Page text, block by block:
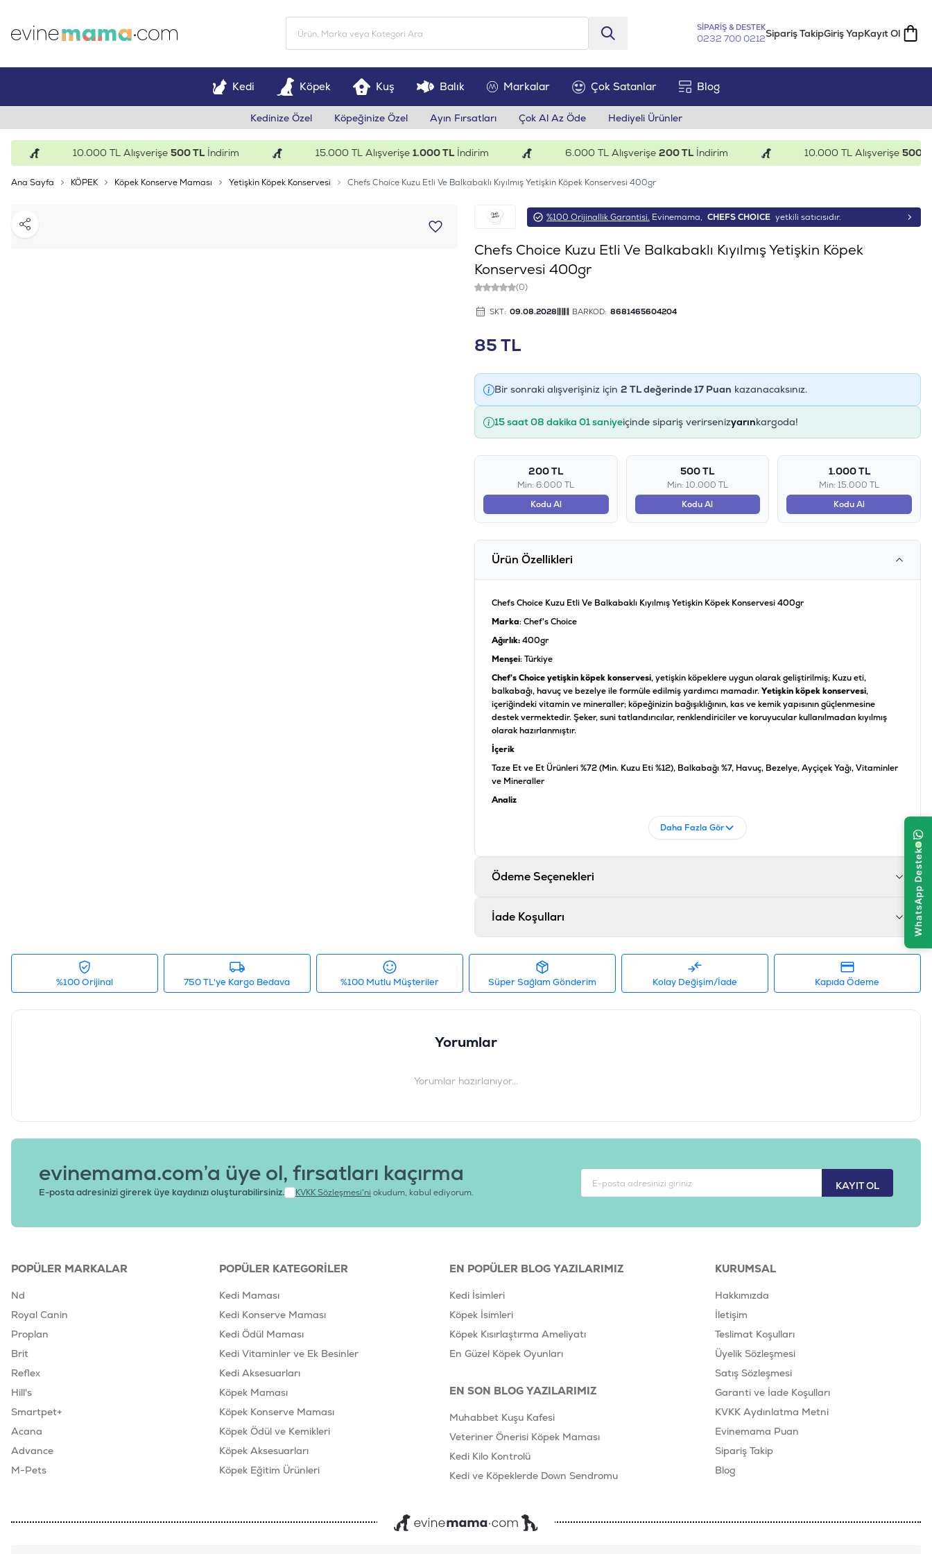
SİPARİŞ & DESTEK
0232 700 0212Sipariş TakipGiriş YapKayıt Ol
Kedi Köpek Kuş Balık Markalar Çok Satanlar Blog
Kedinize Özel Köpeğinize Özel Ayın Fırsatları Çok Al Az Öde Hediyeli Ürünler
10.000 TL Alışverişe500 TLİndirim 15.000 TL Alışverişe1.000 TLİndirim 6.000 TL Alışverişe200 TLİndirim 10.000 TL Alışverişe500 TL
Ana Sayfa KÖPEK Köpek Konserve Maması Yetişkin Köpek Konservesi Chefs Choice Kuzu Etli Ve Balkabaklı Kıyılmış Yetişkin Köpek Konservesi 400gr
Paylaş
%100 Orijinallik Garantisi. Evinemama, CHEFS CHOICE yetkili satıcısıdır.
Chefs Choice Kuzu Etli Ve Balkabaklı Kıyılmış Yetişkin Köpek
Konservesi 400gr
(0)
SKT: 09.08.2028 BARKOD: 8681465604204
85TL
Bir sonraki alışverişiniz için 2 TL değerinde17Puan kazanacaksınız.
15 saat 08 dakika 00 saniyeiçinde sipariş verirsenizyarınkargoda!
200 TL
Min: 6.000 TL
Kodu Al
500 TL
Min: 10.000 TL
Kodu Al
1.000 TL
Min: 15.000 TL
Kodu Al
Ürün Özellikleri
Chefs Choice Kuzu Etli Ve Balkabaklı Kıyılmış Yetişkin Köpek Konservesi 400gr
Marka: Chef's Choice
Ağırlık:400gr
Menşei: Türkiye
Chef's Choice yetişkin köpek konservesi, yetişkin köpeklere uygun olarak geliştirilmiş; Kuzu eti,
balkabağı, havuç ve bezelye ile formüle edilmiş yardımcı mamadır.Yetişkin köpek konservesi,
içeriğindeki vitamin ve mineraller; köpeğinizin bağışıklığının, kas ve kemik yapısının güçlenmesine
destek vermektedir. Şeker, suni tatlandırıcılar, renklendiriciler ve koruyucular kullanılmadan kıyılmış
olarak hazırlanmıştır.
İçerik
Taze Et ve Et Ürünleri %72 (Min. Kuzu Eti %12), Balkabağı %7, Havuç, Bezelye, Ayçiçek Yağı, Vitaminler
ve Mineraller
Analiz
Protein %7,5, Yağ %4, Ham Kül %2,5, Ham Lif %0,4, Nem %77
Vitamin A 750 IU/kg, Vitamin D3 75 IU/kg, Vitamin E 10 mg/kg, Çinko (Çinko Sülfat Monohidrat) 3,8
mg/kg, Manganez (Manganez Sülfat Monohidrat) 1,9 mg/kg, İyot (Susuz Kalsiyum İyot) 0,19 mg/kg,
Selenyum (Sodyum Selenit) 0,02 mg/kg
Daha Fazla Gör
Ödeme Seçenekleri
İade Koşulları
%100 Orijinal 750 TL'ye Kargo Bedava %100 Mutlu Müşteriler Süper Sağlam Gönderim Kolay Değişim/İade Kapıda Ödeme
Yorumlar
Yorumlar hazırlanıyor...
KAYIT OL
evinemama.com’a üye ol, fırsatları kaçırma
E-posta adresinizi girerek üye kaydınızı oluşturabilirsiniz. KVKK Sözleşmesi'ni okudum, kabul ediyorum.
POPÜLER MARKALAR
Nd
Royal Canin
Proplan
Brit
Reflex
Hill's
Smartpet+
Acana
Advance
M-Pets
POPÜLER KATEGORILER
Kedi Maması
Kedi Konserve Maması
Kedi Ödül Maması
Kedi Vitaminler ve Ek Besinler
Kedi Aksesuarları
Köpek Maması
Köpek Konserve Maması
Köpek Ödül ve Kemikleri
Köpek Aksesuarları
Köpek Eğitim Ürünleri
EN POPÜLER BLOG YAZILARIMIZ
Kedi İsimleri
Köpek İsimleri
Köpek Kısırlaştırma Ameliyatı
En Güzel Köpek Oyunları
EN SON BLOG YAZILARIMIZ
Muhabbet Kuşu Kafesi
Veteriner Önerisi Köpek Maması
Kedi Kilo Kontrolü
Kedi ve Köpeklerde Down Sendromu
KURUMSAL
Hakkımızda
İletişim
Teslimat Koşulları
Üyelik Sözleşmesi
Satış Sözleşmesi
Garanti ve İade Koşulları
KVKK Aydınlatma Metni
Evinemama Puan
Sipariş Takip
Blog